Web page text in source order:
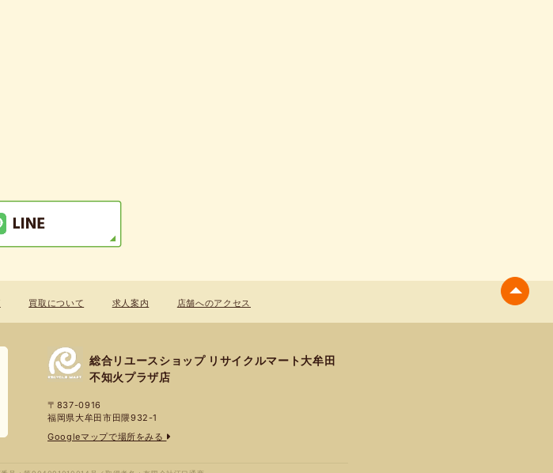
買取について 求人案内 店舗へのアクセス
総合リユースショップ リサイクルマート大牟田
不知火プラザ店
〒837-0916
福岡県大牟田市田隈932-1
Googleマップで場所をみる